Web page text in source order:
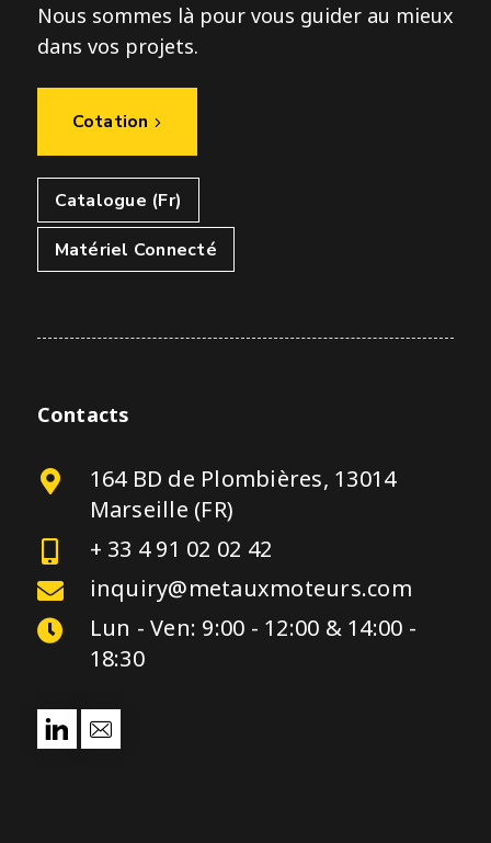
Nous sommes là pour vous guider au mieux
dans vos projets.
Cotation
Catalogue (Fr)
Matériel Connecté
Contacts
164 BD de Plombières, 13014
Marseille (FR)
+ 33 4 91 02 02 42
inquiry@metauxmoteurs.com
Lun - Ven: 9:00 - 12:00 & 14:00 -
18:30